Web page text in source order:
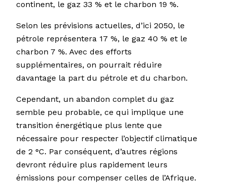
continent, le gaz 33 % et le charbon 19 %.
Selon les prévisions actuelles, d’ici 2050, le
pétrole représentera 17 %, le gaz 40 % et le
charbon 7 %. Avec des efforts
supplémentaires, on pourrait réduire
davantage la part du pétrole et du charbon.
Cependant, un abandon complet du gaz
semble peu probable, ce qui implique une
transition énergétique plus lente que
nécessaire pour respecter l’objectif climatique
de 2 °C. Par conséquent, d’autres régions
devront réduire plus rapidement leurs
émissions pour compenser celles de l’Afrique.